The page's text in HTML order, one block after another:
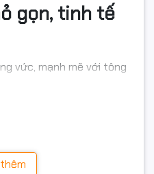
gọn, tinh tế
vức, mạnh mẽ với tông
bảng điều khiển được bố